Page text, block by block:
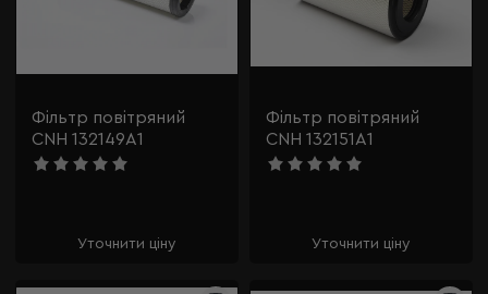
Фільтр повітряний
CNH 132149A1
Уточнити ціну
Фільтр повітряний
CNH 132151A1
Уточнити ціну